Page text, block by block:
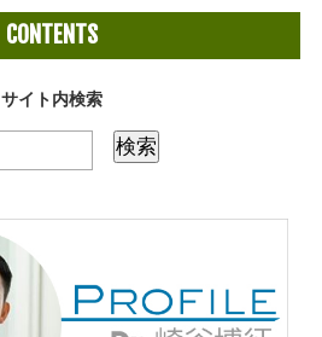
CONTENTS
サイト内検索